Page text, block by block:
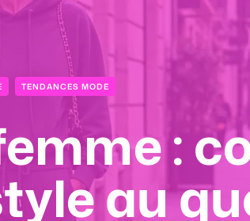
TENDANCES MODE
:
au
INTIMES
qui